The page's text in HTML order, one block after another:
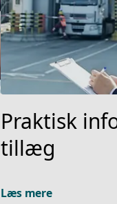
Praktisk
tillæg
Læs mere